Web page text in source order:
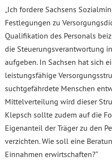
„Ich fordere Sachsens
Festlegungen zu
Qualifikation des Personals
die Steuerungsverantwortung
aufgeben. In Sachsen hat sich
leistungsfähige
suchtgefährdete Menschen
Mittelverteilung wird dieser
Klepsch sollte zudem auf die
Eigenanteil der Träger zu den
verzichten. Wie soll eine
Einnahmen erwirtschaften?“